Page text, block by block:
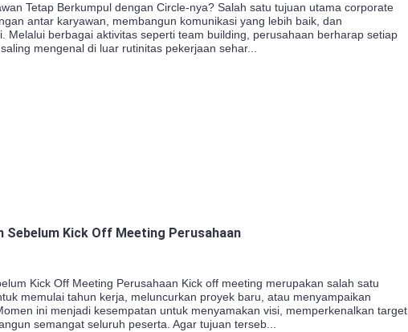
Tetap Berkumpul dengan Circle-nya? Salah satu tujuan utama corporate
antar karyawan, membangun komunikasi yang lebih baik, dan
Melalui berbagai aktivitas seperti team building, perusahaan berharap setiap
mengenal di luar rutinitas pekerjaan sehar...
Sebelum Kick Off Meeting Perusahaan
Kick Off Meeting Perusahaan Kick off meeting merupakan salah satu
memulai tahun kerja, meluncurkan proyek baru, atau menyampaikan
ini menjadi kesempatan untuk menyamakan visi, memperkenalkan target
semangat seluruh peserta. Agar tujuan terseb...